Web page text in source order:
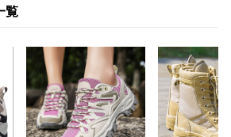
覧